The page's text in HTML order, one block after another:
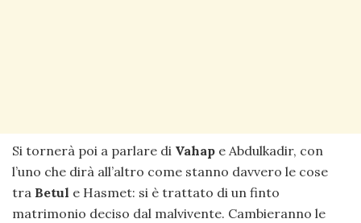
Si tornerà poi a parlare di Vahap e Abdulkadir, con
l’uno che dirà all’altro come stanno davvero le cose
tra Betul e Hasmet: si è trattato di un finto
matrimonio deciso dal malvivente. Cambieranno le